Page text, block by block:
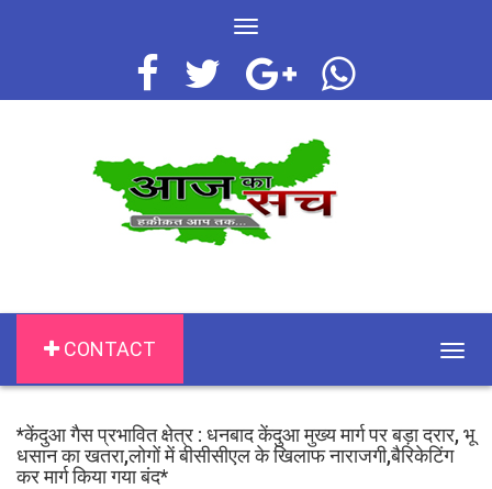
Toggle
CONTACT
*केंदुआ गैस प्रभावित क्षेत्र : धनबाद केंदुआ मुख्य मार्ग पर बड़ा दरार, भू
धसान का खतरा,लोगों में बीसीसीएल के खिलाफ नाराजगी,बैरिकेटिंग
कर मार्ग किया गया बंद*